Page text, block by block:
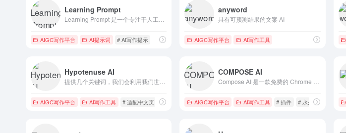
Learning Prompt
AIGC写作平台 AI提示词 # AI写作提示
anyword
具有可预测结果的文案 AI
AIGC写作平台 AI写作工具
Hypotenuse AI
AIGC写作平台 AI写作工具 # 适配中文页
COMPOSE AI
AIGC写作平台 AI写作工具 # 插件 # 永久免费